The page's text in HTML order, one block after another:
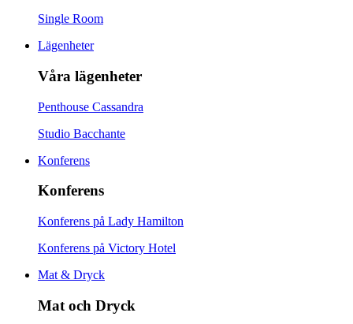
Single Room
Lägenheter
Våra lägenheter
Penthouse Cassandra
Studio Bacchante
Konferens
Konferens
Konferens på Lady Hamilton
Konferens på Victory Hotel
Mat & Dryck
Mat och Dryck